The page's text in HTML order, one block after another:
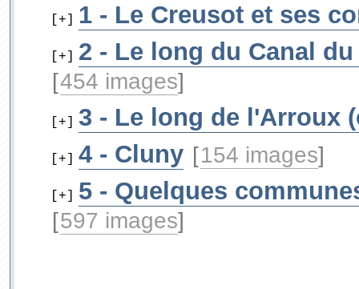
[+] 1 - Le Creusot et ses
[+] 2 - Le long du Canal
[454 images]
[+] 3 - Le long de l'Arroux
[+] 4 - Cluny [154 images]
[+] 5 - Quelques
[597 images]